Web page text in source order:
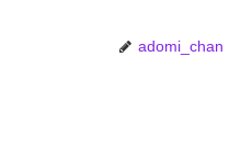
adomi_chan